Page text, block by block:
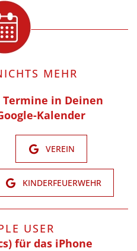
MEHR
in Deinen
Kalender
VEREIN
KINDERFEUERWEHR
USER
für das iPhone